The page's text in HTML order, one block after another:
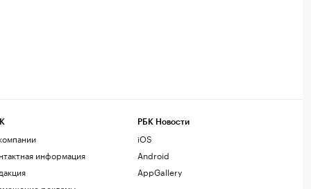
информация
РБК Новости
iOS
Android
AppGallery